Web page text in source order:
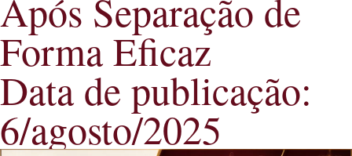
Após Separação de
Forma Eficaz
Data de publicação:
6/agosto/2025